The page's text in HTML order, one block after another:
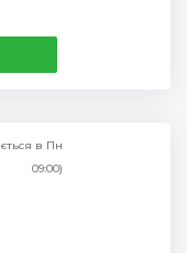
в Пн
09:00)